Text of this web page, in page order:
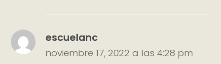
escuelanc
noviembre 17, 2022 a las 4:28 pm